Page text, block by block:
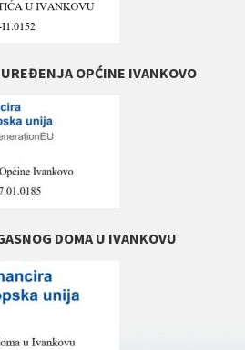
OPĆINE IVANKOVO
DOMA U IVANKOVU